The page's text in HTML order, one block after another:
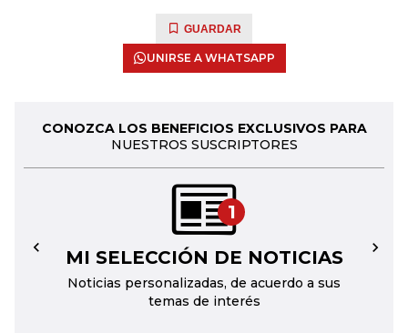
GUARDAR
UNIRSE A WHATSAPP
CONOZCA LOS BENEFICIOS EXCLUSIVOS PARA
NUESTROS SUSCRIPTORES
1
MI SELECCIÓN DE NOTICIAS
Noticias personalizadas, de acuerdo a sus
temas de interés
← →